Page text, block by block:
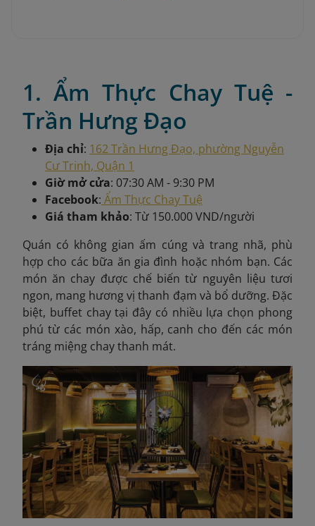
1. Ẩm Thực Chay Tuệ -
Trần Hưng Đạo
Địa chỉ: 162 Trần Hưng Đạo, phường Nguyễn
Cư Trinh, Quận 1
Giờ mở cửa: 07:30 AM - 9:30 PM
Facebook: Ẩm Thực Chay Tuệ
Giá tham khảo: Từ 150.000 VND/người
Quán có không gian ấm cúng và trang nhã, phù
hợp cho các bữa ăn gia đình hoặc nhóm bạn. Các
món ăn chay được chế biến từ nguyên liệu tươi
ngon, mang hương vị thanh đạm và bổ dưỡng. Đặc
biệt, buffet chay tại đây có nhiều lựa chọn phong
phú từ các món xào, hấp, canh cho đến các món
tráng miệng chay thanh mát.